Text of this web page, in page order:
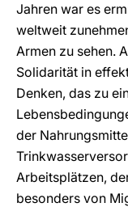
Jahren war es
weltweit
Armen zu sehen.
Solidarität in
Denken, das zu
der
Arbeitsplätzen,
besonders von